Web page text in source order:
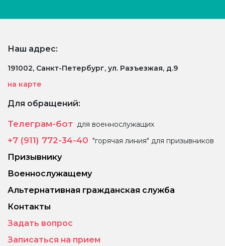
Наш адрес:
191002, Санкт-Петербург, ул. Разъезжая, д.9
на карте
Для обращений:
Телеграм-бот для военнослужащих
+7 (911) 772-34-40 "горячая линия" для призывников
Призывнику
Военнослужащему
Альтернативная гражданская служба
Контакты
Задать вопрос
Записаться на прием